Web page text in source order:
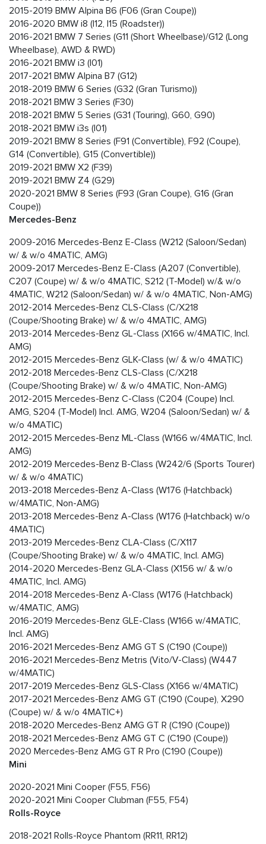
2015-2019 BMW Alpina B6 (F06 (Gran Coupe))
2016-2020 BMW i8 (I12, I15 (Roadster))
2016-2021 BMW 7 Series (G11 (Short Wheelbase)/G12 (Long
Wheelbase), AWD & RWD)
2016-2021 BMW i3 (I01)
2017-2021 BMW Alpina B7 (G12)
2018-2019 BMW 6 Series (G32 (Gran Turismo))
2018-2021 BMW 3 Series (F30)
2018-2021 BMW 5 Series (G31 (Touring), G60, G90)
2018-2021 BMW i3s (I01)
2019-2021 BMW 8 Series (F91 (Convertible), F92 (Coupe),
G14 (Convertible), G15 (Convertible))
2019-2021 BMW X2 (F39)
2019-2021 BMW Z4 (G29)
2020-2021 BMW 8 Series (F93 (Gran Coupe), G16 (Gran
Coupe))
Mercedes-Benz
2009-2016 Mercedes-Benz E-Class (W212 (Saloon/Sedan)
w/ & w/o 4MATIC, AMG)
2009-2017 Mercedes-Benz E-Class (A207 (Convertible),
C207 (Coupe) w/ & w/o 4MATIC, S212 (T-Model) w/& w/o
4MATIC, W212 (Saloon/Sedan) w/ & w/o 4MATIC, Non-AMG)
2012-2014 Mercedes-Benz CLS-Class (C/X218
(Coupe/Shooting Brake) w/ & w/o 4MATIC, AMG)
2013-2014 Mercedes-Benz GL-Class (X166 w/4MATIC, Incl.
AMG)
2012-2015 Mercedes-Benz GLK-Class (w/ & w/o 4MATIC)
2012-2018 Mercedes-Benz CLS-Class (C/X218
(Coupe/Shooting Brake) w/ & w/o 4MATIC, Non-AMG)
2012-2015 Mercedes-Benz C-Class (C204 (Coupe) Incl.
AMG, S204 (T-Model) Incl. AMG, W204 (Saloon/Sedan) w/ &
w/o 4MATIC)
2012-2015 Mercedes-Benz ML-Class (W166 w/4MATIC, Incl.
AMG)
2012-2019 Mercedes-Benz B-Class (W242/6 (Sports Tourer)
w/ & w/o 4MATIC)
2013-2018 Mercedes-Benz A-Class (W176 (Hatchback)
w/4MATIC, Non-AMG)
2013-2018 Mercedes-Benz A-Class (W176 (Hatchback) w/o
4MATIC)
2013-2019 Mercedes-Benz CLA-Class (C/X117
(Coupe/Shooting Brake) w/ & w/o 4MATIC, Incl. AMG)
2014-2020 Mercedes-Benz GLA-Class (X156 w/ & w/o
4MATIC, Incl. AMG)
2014-2018 Mercedes-Benz A-Class (W176 (Hatchback)
w/4MATIC, AMG)
2016-2019 Mercedes-Benz GLE-Class (W166 w/4MATIC,
Incl. AMG)
2016-2021 Mercedes-Benz AMG GT S (C190 (Coupe))
2016-2021 Mercedes-Benz Metris (Vito/V-Class) (W447
w/4MATIC)
2017-2019 Mercedes-Benz GLS-Class (X166 w/4MATIC)
2017-2021 Mercedes-Benz AMG GT (C190 (Coupe), X290
(Coupe) w/ & w/o 4MATIC+)
2018-2020 Mercedes-Benz AMG GT R (C190 (Coupe))
2018-2021 Mercedes-Benz AMG GT C (C190 (Coupe))
2020 Mercedes-Benz AMG GT R Pro (C190 (Coupe))
Mini
2020-2021 Mini Cooper (F55, F56)
2020-2021 Mini Cooper Clubman (F55, F54)
Rolls-Royce
2018-2021 Rolls-Royce Phantom (RR11, RR12)